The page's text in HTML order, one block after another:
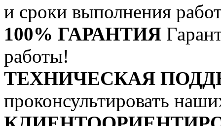
и сроки выполнения
100% ГАРАНТИЯ
работы!
ТЕХНИЧЕСКАЯ
проконсультировать